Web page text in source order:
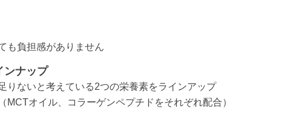
も負担感がありません
ンナップ
りないと考えている2つの栄養素をラインアップ
MCTオイル、コラーゲンペプチドをそれぞれ配合）